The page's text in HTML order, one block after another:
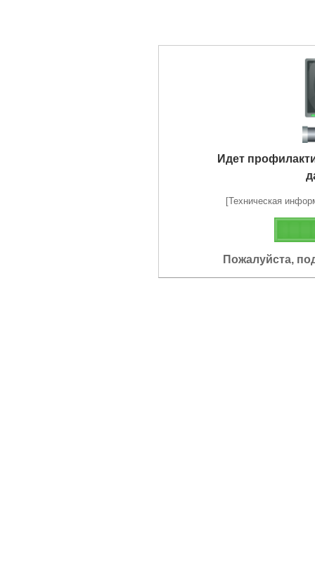
Идет
[Техническая
Пожалуйста,